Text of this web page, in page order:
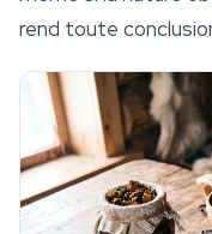
rend toute